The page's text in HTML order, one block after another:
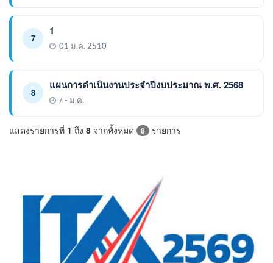
7
1
01 ม.ค. 2510
8
แผนการดำเนินงานประจำปีงบประมาณ พ.ศ. 2568
/ - ม.ค.
แสดงรายการที่ 1 ถึง 8 จากทั้งหมด 8 รายการ